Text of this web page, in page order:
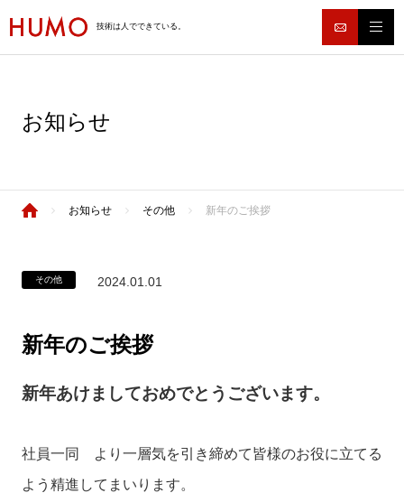
技術は人でできている。
お知らせ
お知らせ その他 新年のご挨拶
その他 2024.01.01
新年のご挨拶
新年あけましておめでとうございます。
社員一同 より一層気を引き締めて皆様のお役に立てる
よう精進してまいります。